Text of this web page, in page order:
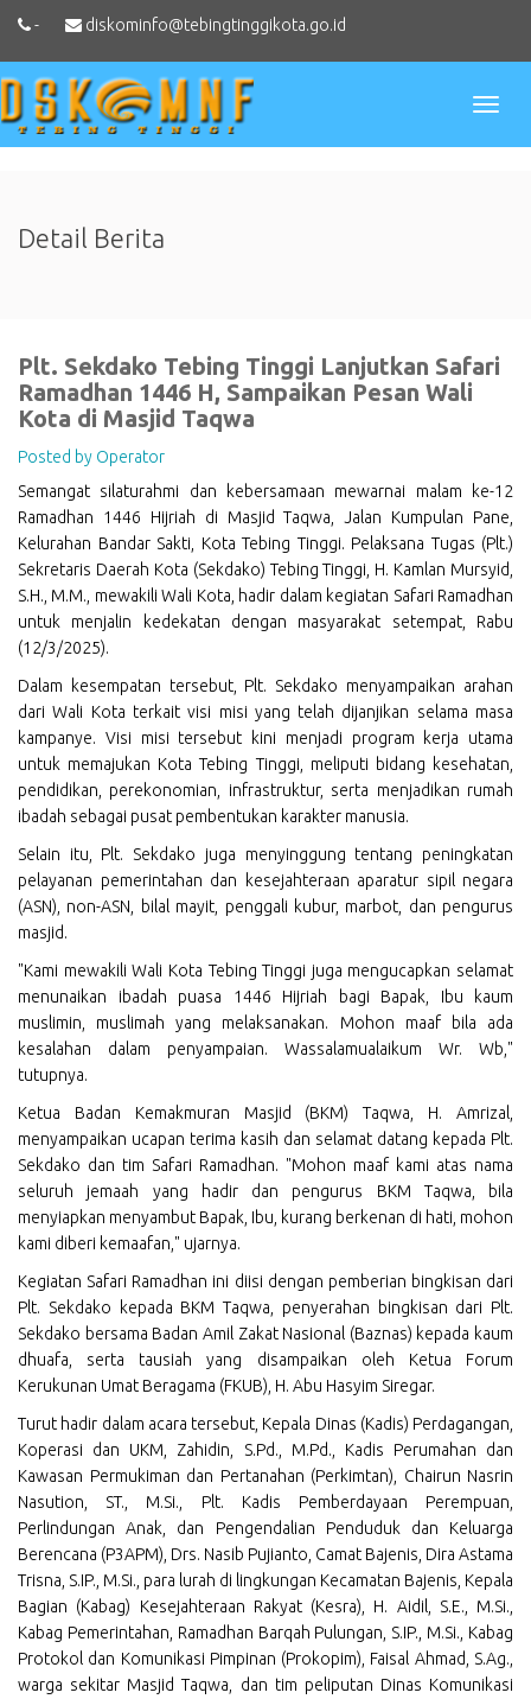
- diskominfo@tebingtinggikota.go.id
Detail Berita
Plt. Sekdako Tebing Tinggi Lanjutkan Safari
Ramadhan 1446 H, Sampaikan Pesan Wali
Kota di Masjid Taqwa
Posted by Operator
Semangat silaturahmi dan kebersamaan mewarnai malam ke-12
Ramadhan 1446 Hijriah di Masjid Taqwa, Jalan Kumpulan Pane,
Kelurahan Bandar Sakti, Kota Tebing Tinggi. Pelaksana Tugas (Plt.)
Sekretaris Daerah Kota (Sekdako) Tebing Tinggi, H. Kamlan Mursyid,
S.H., M.M., mewakili Wali Kota, hadir dalam kegiatan Safari Ramadhan
untuk menjalin kedekatan dengan masyarakat setempat, Rabu
(12/3/2025).
Dalam kesempatan tersebut, Plt. Sekdako menyampaikan arahan
dari Wali Kota terkait visi misi yang telah dijanjikan selama masa
kampanye. Visi misi tersebut kini menjadi program kerja utama
untuk memajukan Kota Tebing Tinggi, meliputi bidang kesehatan,
pendidikan, perekonomian, infrastruktur, serta menjadikan rumah
ibadah sebagai pusat pembentukan karakter manusia.
Selain itu, Plt. Sekdako juga menyinggung tentang peningkatan
pelayanan pemerintahan dan kesejahteraan aparatur sipil negara
(ASN), non-ASN, bilal mayit, penggali kubur, marbot, dan pengurus
masjid.
"Kami mewakili Wali Kota Tebing Tinggi juga mengucapkan selamat
menunaikan ibadah puasa 1446 Hijriah bagi Bapak, Ibu kaum
muslimin, muslimah yang melaksanakan. Mohon maaf bila ada
kesalahan dalam penyampaian. Wassalamualaikum Wr. Wb,"
tutupnya.
Ketua Badan Kemakmuran Masjid (BKM) Taqwa, H. Amrizal,
menyampaikan ucapan terima kasih dan selamat datang kepada Plt.
Sekdako dan tim Safari Ramadhan. "Mohon maaf kami atas nama
seluruh jemaah yang hadir dan pengurus BKM Taqwa, bila
menyiapkan menyambut Bapak, Ibu, kurang berkenan di hati, mohon
kami diberi kemaafan," ujarnya.
Kegiatan Safari Ramadhan ini diisi dengan pemberian bingkisan dari
Plt. Sekdako kepada BKM Taqwa, penyerahan bingkisan dari Plt.
Sekdako bersama Badan Amil Zakat Nasional (Baznas) kepada kaum
dhuafa, serta tausiah yang disampaikan oleh Ketua Forum
Kerukunan Umat Beragama (FKUB), H. Abu Hasyim Siregar.
Turut hadir dalam acara tersebut, Kepala Dinas (Kadis) Perdagangan,
Koperasi dan UKM, Zahidin, S.Pd., M.Pd., Kadis Perumahan dan
Kawasan Permukiman dan Pertanahan (Perkimtan), Chairun Nasrin
Nasution, ST., M.Si., Plt. Kadis Pemberdayaan Perempuan,
Perlindungan Anak, dan Pengendalian Penduduk dan Keluarga
Berencana (P3APM), Drs. Nasib Pujianto, Camat Bajenis, Dira Astama
Trisna, S.IP., M.Si., para lurah di lingkungan Kecamatan Bajenis, Kepala
Bagian (Kabag) Kesejahteraan Rakyat (Kesra), H. Aidil, S.E., M.Si.,
Kabag Pemerintahan, Ramadhan Barqah Pulungan, S.IP., M.Si., Kabag
Protokol dan Komunikasi Pimpinan (Prokopim), Faisal Ahmad, S.Ag.,
warga sekitar Masjid Taqwa, dan tim peliputan Dinas Komunikasi